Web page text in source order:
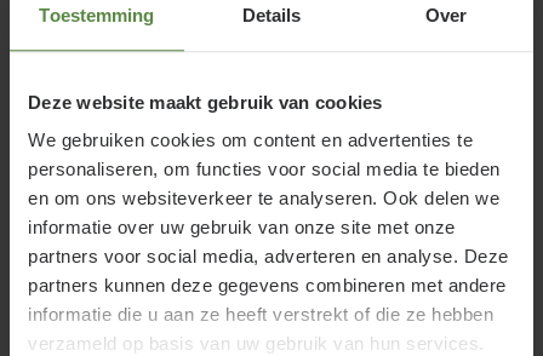
Toestemming Details Over
Deze website maakt gebruik van cookies
We gebruiken cookies om content en advertenties te
personaliseren, om functies voor social media te bieden
en om ons websiteverkeer te analyseren. Ook delen we
informatie over uw gebruik van onze site met onze
partners voor social media, adverteren en analyse. Deze
partners kunnen deze gegevens combineren met andere
informatie die u aan ze heeft verstrekt of die ze hebben
verzameld op basis van uw gebruik van hun services.
(Classic)
minimaal
Te overbruggen afstand
maximaal
1650 cm
Maximale tussenruimte 90 cm